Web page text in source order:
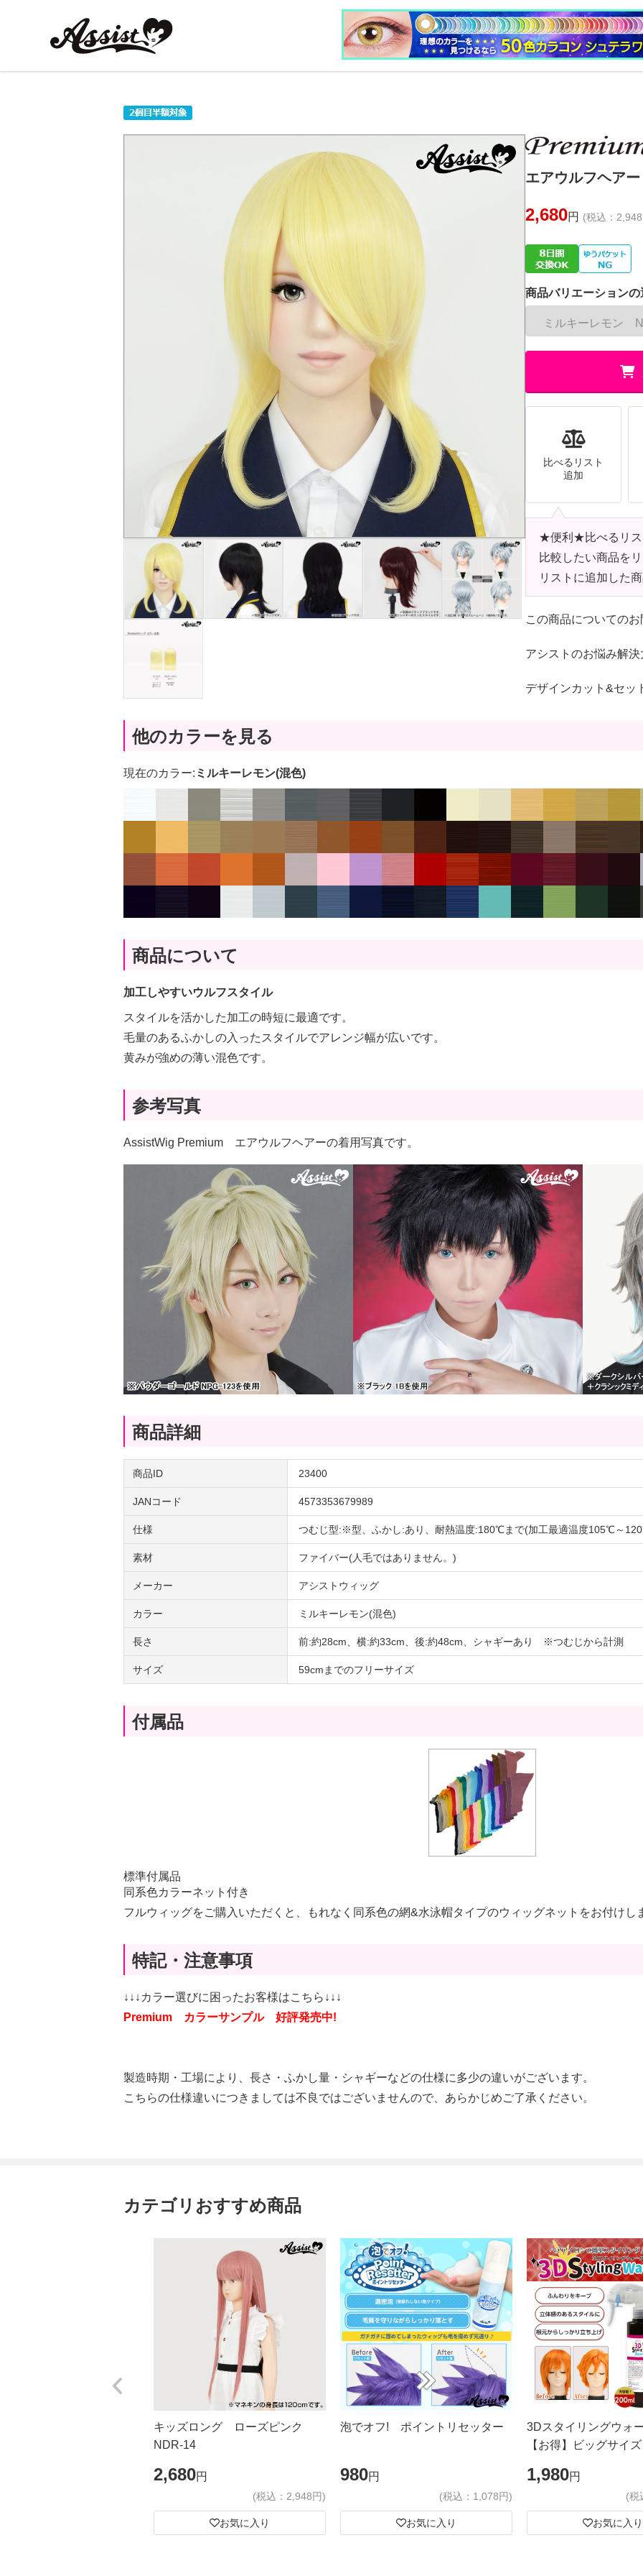
エアウルフヘア
2,680円 (税込：
商品バリエーションの
比べるリスト
追加
★便利★比べるリス
比較したい商品を
リストに追加した
この商品についての
アシストのお悩み解決
デザインカット&セッ
他のカラーを見る
現在のカラー: ミルキーレモン(混色)
商品について
加工しやすいウルフスタイル
スタイルを活かした加工の時短に最適です。
毛量のあるふかしの入ったスタイルでアレンジ幅が広いです。
黄みが強めの薄い混色です。
参考写真
AssistWig Premium エアウルフヘアーの着用写真です。
商品詳細
商品ID 23400
JANコード 4573353679989
仕様 つむじ型:※型、ふかし:あり、耐熱温度:180℃まで(加工最適温度105℃～
素材 ファイバー(人毛ではありません。)
メーカー アシストウィッグ
カラー ミルキーレモン(混色)
長さ 前:約28cm、横:約33cm、後:約48cm、シャギーあり ※つむじから計測
サイズ 59cmまでのフリーサイズ
付属品
標準付属品
同系色カラーネット付き
フルウィッグをご購入いただくと、もれなく同系色の網&水泳帽タイプのウィッグネットをお付けし
特記・注意事項
↓↓↓カラー選びに困ったお客様はこちら↓↓↓
Premium カラーサンプル 好評発売中!
製造時期・工場により、長さ・ふかし量・シャギーなどの仕様に多少の違いがございます。
こちらの仕様違いにつきましては不良ではございませんので、あらかじめご了承ください。
カテゴリおすすめ商品
キッズロング ローズピンク
NDR-14
2,680円
(税込：2,948円)
お気に入り
泡でオフ! ポイントリセッター
980円
(税込：1,078円)
お気に入り
3Dスタイリングウ
【お得】ビッグサイズ
1,980円
(税
お気に入り